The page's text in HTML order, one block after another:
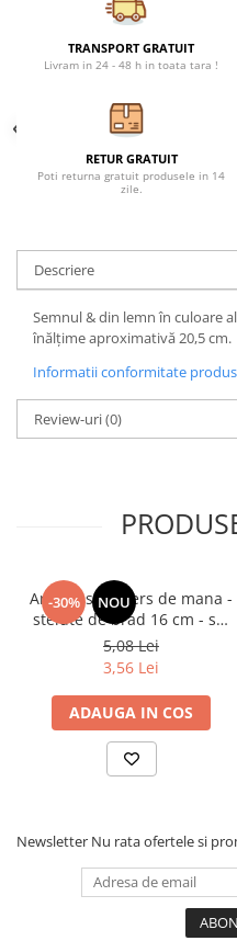
Seturi de artificii
Stroboscoape
Vulcani electrici
Kendama Special
Kendama Super Sticky
Kendama Zen V3 Cupe Mari
Petreceri Animale
Petreceri Sportive
TRANSPORT GRATUIT
Livram in 24 - 48 h in toata tara !
RETUR GRATUIT
Poti returna gratuit produsele in 14
zile.
Descriere
Semnul & din lemn în culoare
înălțime aproximativă 20,5 cm.
Informatii conformitate produs
Review-uri(0)
-30% NOU
Artificii sparklers de mana -
stelute de brad 16 cm - set
10 buc
5,08 Lei
3,56 Lei
ADAUGA IN COS
Newsletter Nu rata ofertele si